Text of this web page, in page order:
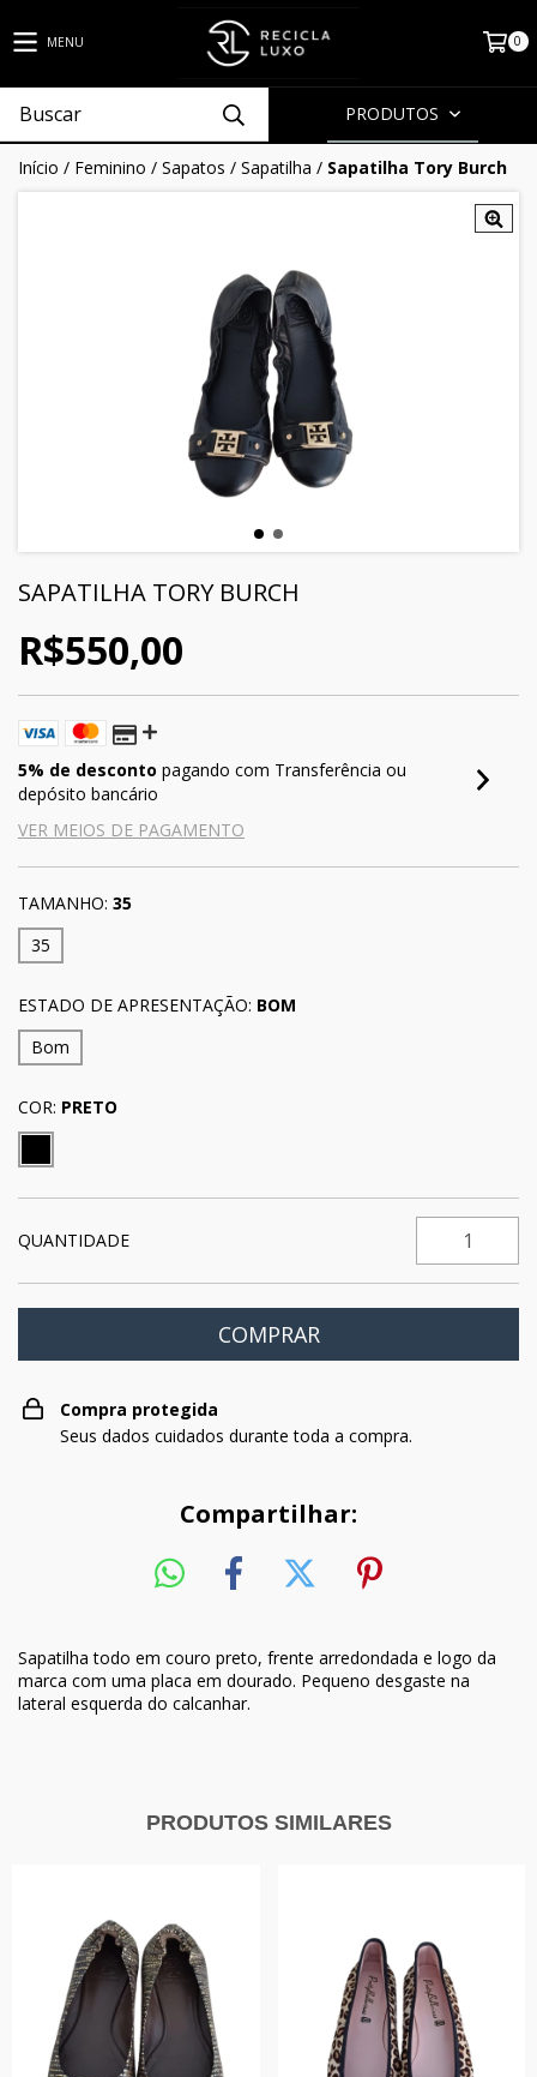
MENU 0
PRODUTOS
Início / Feminino / Sapatos / Sapatilha / Sapatilha Tory Burch
SAPATILHA TORY BURCH
R$550,00
5% de desconto pagando com Transferência ou
depósito bancário
VER MEIOS DE PAGAMENTO
TAMANHO: 35
35
ESTADO DE APRESENTAÇÃO: BOM
Bom
COR: PRETO
QUANTIDADE
Compra protegida
Seus dados cuidados durante toda a compra.
Compartilhar:
Sapatilha todo em couro preto, frente arredondada e logo da
marca com uma placa em dourado. Pequeno desgaste na
lateral esquerda do calcanhar.
PRODUTOS SIMILARES